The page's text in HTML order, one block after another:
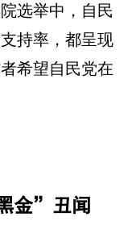
选举中，自民
持率，都呈现
希望自民党在
金”丑闻